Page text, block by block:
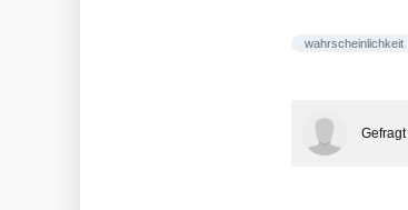
wahrscheinlichkeit
Gefragt